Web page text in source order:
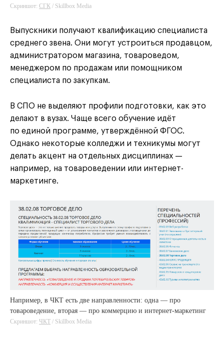
Скриншот: СГК / Skillbox Media
Выпускники получают квалификацию специалиста
среднего звена. Они могут устроиться продавцом,
администратором магазина, товароведом,
менеджером по продажам или помощником
специалиста по закупкам.
В СПО не выделяют профили подготовки, как это
делают в вузах. Чаще всего обучение идёт
по единой программе, утверждённой ФГОС.
Однако некоторые колледжи и техникумы могут
делать акцент на отдельных дисциплинах —
например, на товароведении или интернет-
маркетинге.
Например, в ЧКТ есть две направленности: одна — про
товароведение, вторая — про коммерцию и интернет-маркетинг
Скриншот: ЧКТ / Skillbox Media